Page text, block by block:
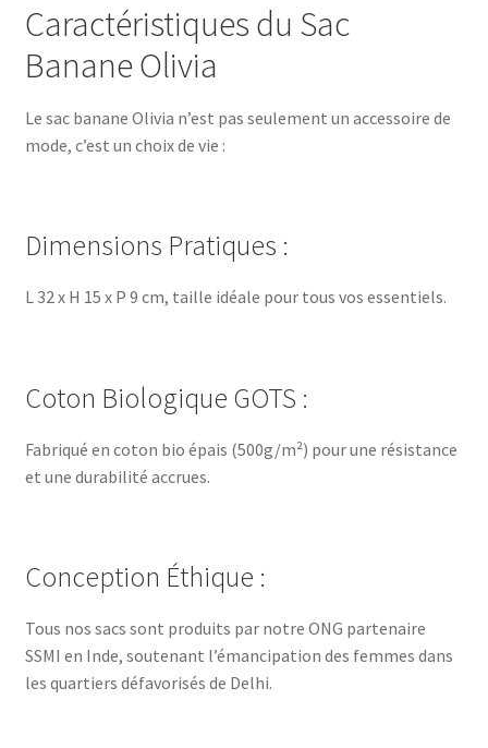
Caractéristiques du Sac
Banane Olivia
Le sac banane Olivia n’est pas seulement un accessoire de
mode, c’est un choix de vie :
Dimensions Pratiques :
L 32 x H 15 x P 9 cm, taille idéale pour tous vos essentiels.
Coton Biologique GOTS :
Fabriqué en coton bio épais (500g/m²) pour une résistance
et une durabilité accrues.
Conception Éthique :
Tous nos sacs sont produits par notre ONG partenaire
SSMI en Inde, soutenant l’émancipation des femmes dans
les quartiers défavorisés de Delhi.